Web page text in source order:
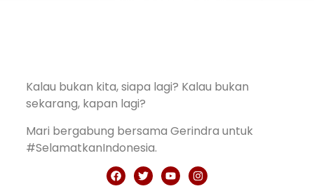
Kalau bukan kita, siapa lagi? Kalau bukan
sekarang, kapan lagi?
Mari bergabung bersama Gerindra untuk
#SelamatkanIndonesia.